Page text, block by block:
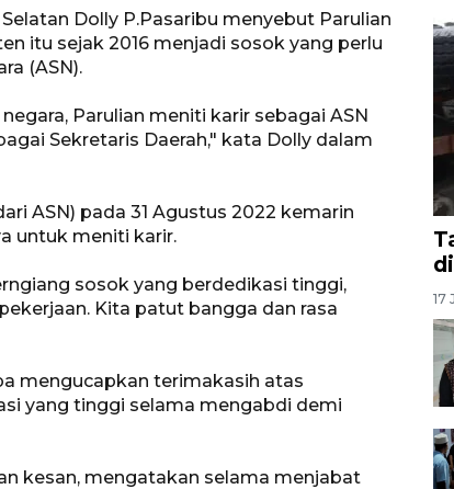
Dolly P.Pasaribu menyebut Parulian
itu sejak 2016 menjadi sosok yang perlu
(ASN).
Parulian meniti karir sebagai ASN
Sekretaris Daerah," kata Dolly dalam
ASN) pada 31 Agustus 2022 kemarin
untuk meniti karir.
sosok yang berdedikasi tinggi,
Kita patut bangga dan rasa
mengucapkan terimakasih atas
yang tinggi selama mengabdi demi
kesan, mengatakan selama menjabat
17